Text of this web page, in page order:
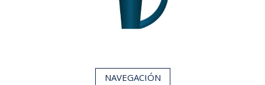
NAVEGACIÓN